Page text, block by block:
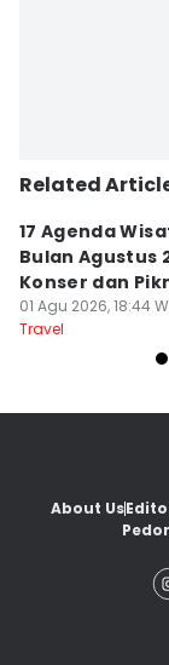
Related
17 Agenda
Bulan Agustus
Konser dan
Literasi
01 Agu 2026, 18:44
Travel
About Us